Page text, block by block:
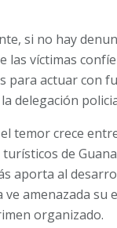
si no hay
las víctimas
para actuar con
delegación
temor crece
de
aporta al
ve amenazada su
organizado.